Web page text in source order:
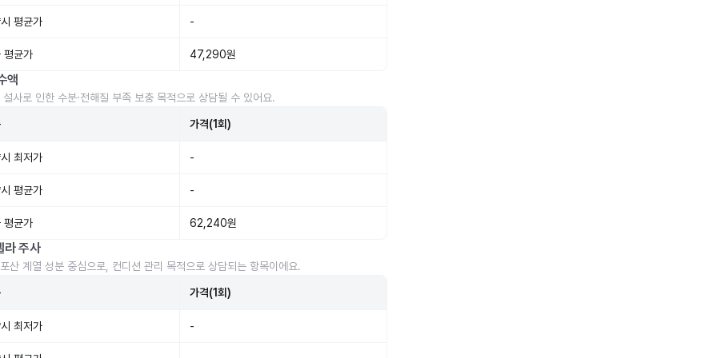
평균가 -
평균가 47,290원
액
설사로 인한 수분·전해질 부족 보충 목적으로 상담될 수 있어요.
가격(1회)
최저가 -
평균가 -
평균가 62,240원
라 주사
산 계열 성분 중심으로, 컨디션 관리 목적으로 상담되는 항목이에요.
가격(1회)
최저가 -